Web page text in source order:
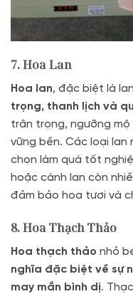
7. Hoa Lan
Hoa lan, đặc biệt là
trọng, thanh lịch và
trân trọng, ngưỡng
vững bền. Các loại lan
chọn làm quà tốt
hoặc cành lan còn
đảm bảo hoa tươi và
8. Hoa Thạch Thảo
Hoa thạch thảo nhỏ
nghĩa đặc biệt về sự
may mắn bình dị.